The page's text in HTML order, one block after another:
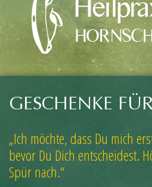
GESCHENKE
„Ich möchte, dass Du mich
bevor Du Dich entscheidest.
Spür nach.“